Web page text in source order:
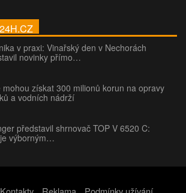
v praxi: Vinařský den v Nechorách
novinky přímo…
mohou získat 300 milionů korun na opravy
a vodních nádrží
představil shrnovač TOP V 6520 C:
výborným…